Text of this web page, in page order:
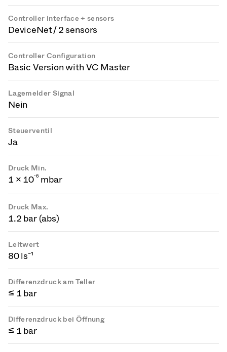
Controller interface + sensors
DeviceNet / 2 sensors
Controller Configuration
Basic Version with VC Master
Lagemelder Signal
Nein
Steuerventil
Ja
Druck Min.
1 × 10-6 mbar
Druck Max.
1.2 bar (abs)
Leitwert
80 ls⁻¹
Differenzdruck am Teller
≤ 1 bar
Differenzdruck bei Öffnung
≤ 1 bar